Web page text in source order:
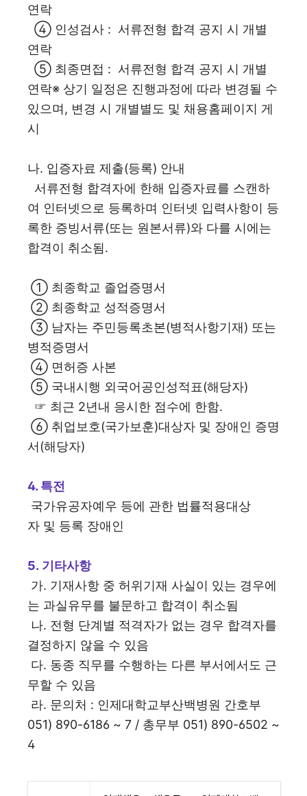
연락
④ 인성검사 : 서류전형 합격 공지 시 개별
연락
⑤ 최종면접 : 서류전형 합격 공지 시 개별
연락※ 상기 일정은 진행과정에 따라 변경될 수
있으며, 변경 시 개별별도 및 채용홈페이지 게
시
나. 입증자료 제출(등록) 안내
서류전형 합격자에 한해 입증자료를 스캔하
여 인터넷으로 등록하며 인터넷 입력사항이 등
록한 증빙서류(또는 원본서류)와 다를 시에는
합격이 취소됨.
① 최종학교 졸업증명서
② 최종학교 성적증명서
③ 남자는 주민등록초본(병적사항기재) 또는
병적증명서
④ 면허증 사본
⑤ 국내시행 외국어공인성적표(해당자)
☞ 최근 2년내 응시한 점수에 한함.
⑥ 취업보호(국가보훈)대상자 및 장애인 증명
서(해당자)
4. 특전
국가유공자예우 등에 관한 법률적용대상
자 및 등록 장애인
5. 기타사항
가. 기재사항 중 허위기재 사실이 있는 경우에
는 과실유무를 불문하고 합격이 취소됨
나. 전형 단계별 적격자가 없는 경우 합격자를
결정하지 않을 수 있음
다. 동종 직무를 수행하는 다른 부서에서도 근
무할 수 있음
라. 문의처 : 인제대학교부산백병원 간호부
051) 890-6186 ~ 7 / 총무부 051) 890-6502 ~
4